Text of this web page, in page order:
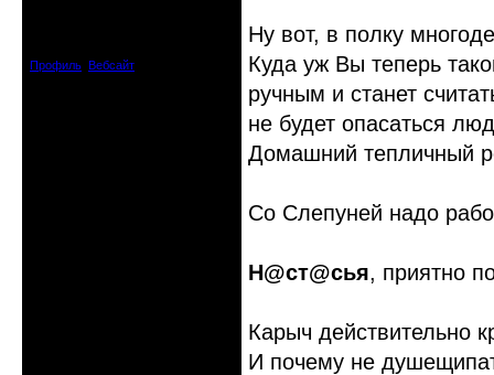
Профиль Вебсайт
Ну вот, в полку
Куда уж Вы теперь
ручным и станет
не будет опасаться
Домашний тепличный
Со Слепуней надо
Н@ст@сья, приятно
Карыч действительно
И почему не